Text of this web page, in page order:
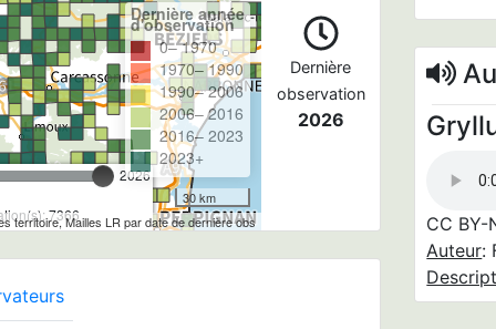
2026
7366
Dernière année
d'observation
0– 1970
1970– 1990
1990– 2006
2006– 2016
2016– 2023
2023+
30 km
territoire, Mailles LR par date de dernière obs
Dernière
observation
2026
CC BY-
Auteur: